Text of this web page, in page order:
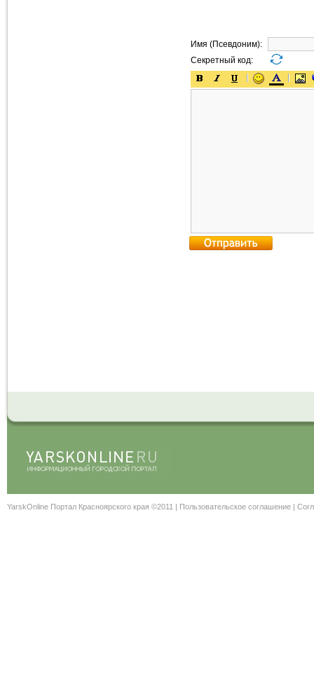
Имя (Псевдоним):
Секретный код:
YarskOnline Портал Красноярского края ©2011 | Пользовательское соглашение |